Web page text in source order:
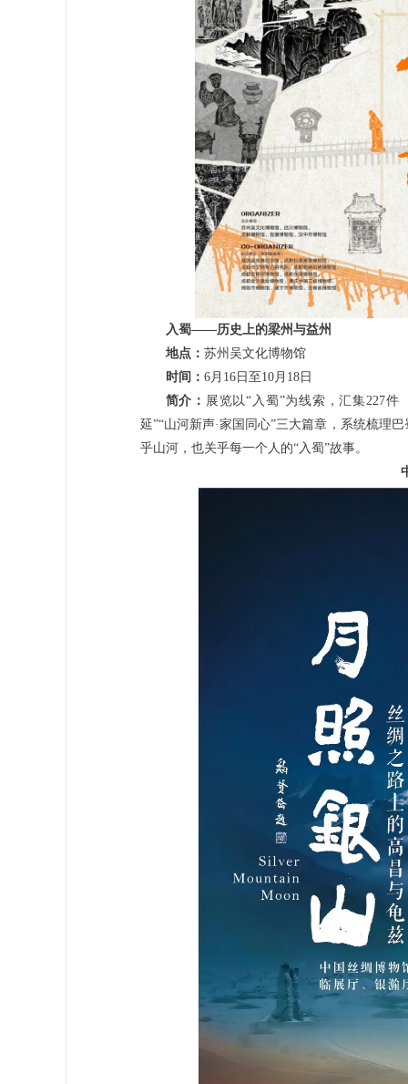
入蜀——历史上的梁州与益州
地点： 苏州吴文化博物馆
时间： 6月16日至10月18日
简介： 展览以“入蜀”为线索，汇集227件
延”“山河新声·家国同心”三大篇章，系统梳理
乎山河，也关乎每一个人的“入蜀”故事。